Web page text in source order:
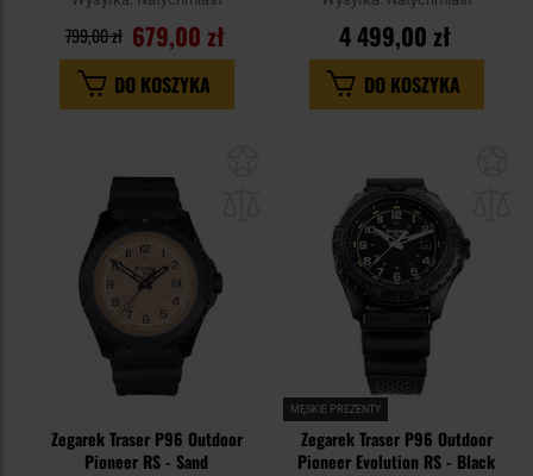
679,00 zł
799,00 zł
DO KOSZYKA
4 499,00 zł
DO KOSZYKA
Zegarek Traser P96 Outdoor
Pioneer RS - Sand
MĘSKIE PREZENTY
Zegarek Traser P96 Outdoor
Pioneer Evolution RS - Black